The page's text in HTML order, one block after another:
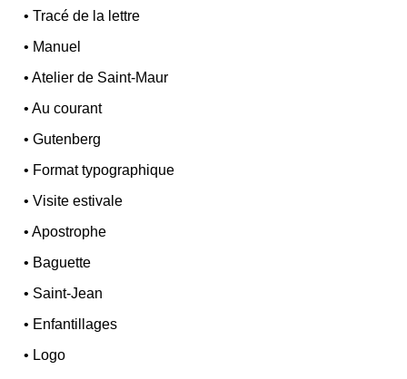
•Tracé de la lettre
• Manuel
•Atelier de Saint-Maur
•Au courant
•Gutenberg
• Format typographique
•Visite estivale
•Apostrophe
• Baguette
• Saint-Jean
• Enfantillages
• Logo